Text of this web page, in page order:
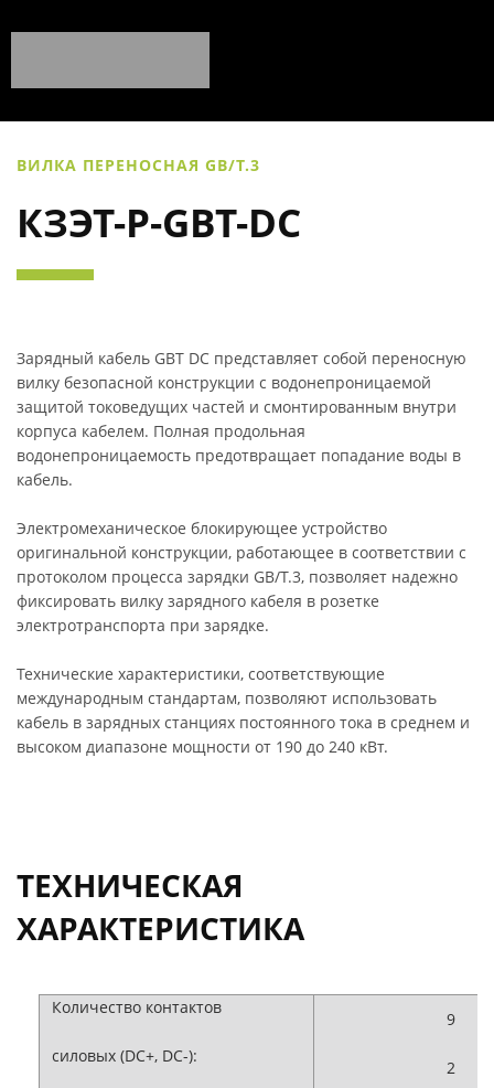
ВИЛКА ПЕРЕНОСНАЯ GB/T.3
КЗЭТ-P-GBT-DC
Зарядный кабель GBT DC представляет собой переносную
вилку безопасной конструкции с водонепроницаемой
защитой токоведущих частей и смонтированным внутри
корпуса кабелем. Полная продольная
водонепроницаемость предотвращает попадание воды в
кабель.
Электромеханическое блокирующее устройство
оригинальной конструкции, работающее в соответствии с
протоколом процесса зарядки GB/T.3, позволяет надежно
фиксировать вилку зарядного кабеля в розетке
электротранспорта при зарядке.
Технические характеристики, соответствующие
международным стандартам, позволяют использовать
кабель в зарядных станциях постоянного тока в среднем и
высоком диапазоне мощности от 190 до 240 кВт.
ТЕХНИЧЕСКАЯ
ХАРАКТЕРИСТИКА
Количество контактов
силовых (DC+, DC-):
9
2